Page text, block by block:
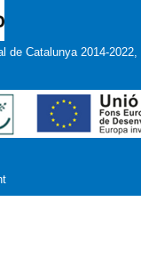
de Catalunya 2014-2022,